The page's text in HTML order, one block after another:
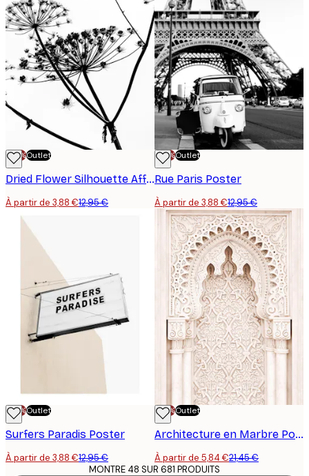
-70%Outlet
Dried Flower Silhouette Affiche
À partir de 3,88 €12,95 €
-70%Outlet
Rue Paris Poster
À partir de 3,88 €12,95 €
-70%Outlet
Surfers Paradis Poster
À partir de 3,88 €12,95 €
-70%Outlet
Architecture en Marbre Poster
À partir de 5,84 €21,45 €
MONTRE 48 SUR 681 PRODUITS